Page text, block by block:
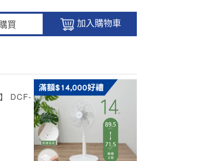
買 加入購物車
DCF-